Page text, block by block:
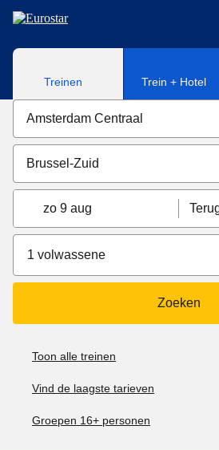
Naar hoofdinhoud
Treinen Trein + Hotel
zo 9 aug
1 volwassene
Zoeken
Toon alle treinen
Vind de laagste tarieven
Groepen 16+ personen